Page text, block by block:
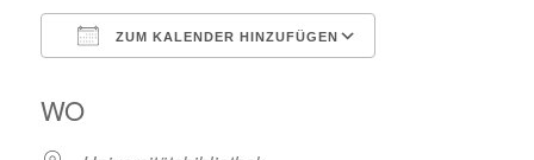
ZUM KALENDER HINZUFÜGEN
WO